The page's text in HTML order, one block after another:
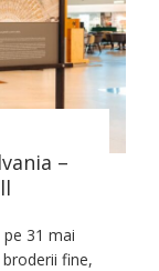
–
31 mai
fine,